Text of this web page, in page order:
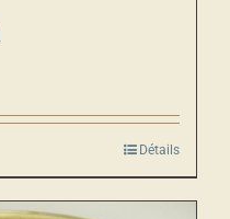
Détails